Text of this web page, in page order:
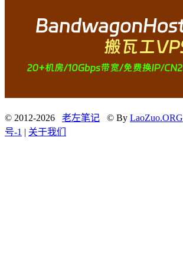
© 2012-2026 老左笔记 © By LaoZuo.ORG
号-1 | 关于我们